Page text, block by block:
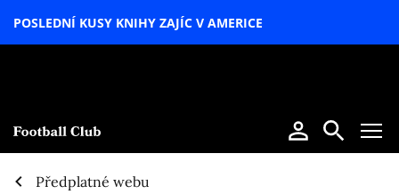
POSLEDNÍ KUSY KNIHY ZAJÍC V AMERICE
Předplatné webu